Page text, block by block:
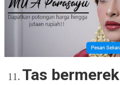
Tas bermerek